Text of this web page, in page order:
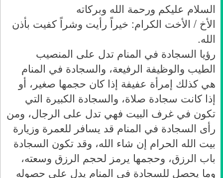
السلام عليكم ورحمة الله وبركاته
الأخ / الأخت الكرام: خيراً رأيت وشراً كفيت بأذن
الله.
رؤيا السجادة في المنام تدل على المنصيب
الطيب والوظيفة الرفيعة، والسجادة في المنام
هي كذلك إمرأة عفيفة إذا كان حجمها صغير، أو
إذا كانت سجادة صلاة، والسجادة الكبيرة التي
تكون في غرف البيت فهي تدل على الرجال، ومن
رأى السجادة في المنام قد يسافر للعمرة وزيارة
بيت الله الحرام إن شاء الله، وقد تكون السجادة
باب الرزق، وحجمها يرمز لحجم الرزق وسعته،
وما يحصل للسجادة في المنام يدل على حصوله